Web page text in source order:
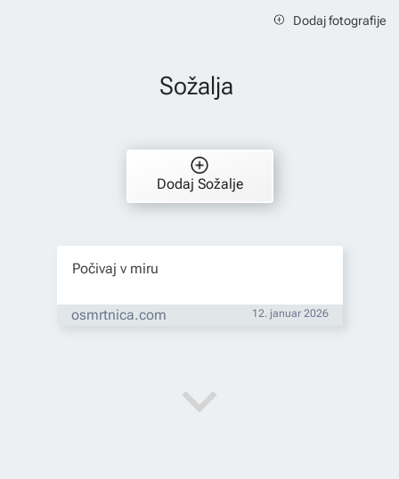
Dodaj fotografije
Sožalja
Dodaj Sožalje
Počivaj v miru
osmrtnica.com 12. januar 2026